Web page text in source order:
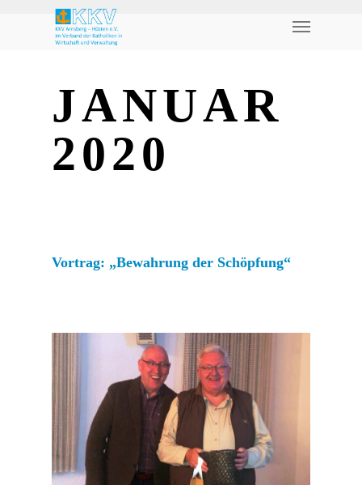
JANUAR
2020
Vortrag: „Bewahrung der Schöpfung“